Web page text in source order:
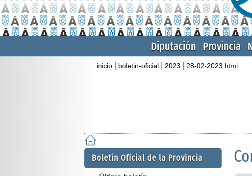
Diputación Provincia
inicio boletin-oficial 2023 28-02-2023.html
Boletín Oficial de la Provincia